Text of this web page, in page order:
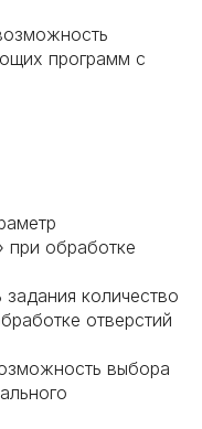
программ с
при обработке
количество
отверстий
выбора